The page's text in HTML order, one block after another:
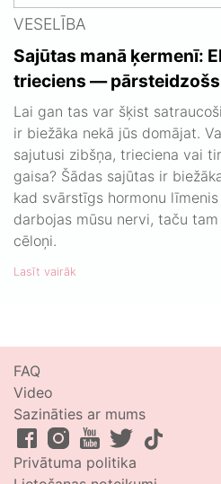
VESELĪBA
Sajūtas manā ķermenī:
trieciens —
Lai gan tas var šķist
ir biežāka nekā jūs domājat.
sajutusi zibšņa, trieciena vai
gaisa? Šādas sajūtas ir
kad svārstīgs hormonu
darbojas mūsu nervi, taču
cēloņi.
Lasīt vairāk
Privātuma politika
FAQ
Video
Sazināties ar mums